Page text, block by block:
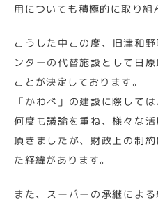
用についても積極的に取り組
こうした中この度、旧津和
ンターの代替施設として日
ことが決定しております。
「かわべ」の建設に際して
何度も議論を重ね、様々な
頂きましたが、財政上の制
た経緯があります。
また、スーパーの承継によ